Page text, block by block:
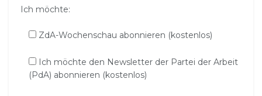
Ich möchte:
ZdA-Wochenschau abonnieren (kostenlos)
Ich möchte den Newsletter der Partei der Arbeit
(PdA) abonnieren (kostenlos)